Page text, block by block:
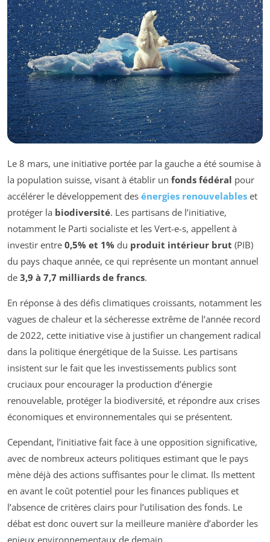
Le 8 mars, une initiative portée par la gauche a été soumise à
la population suisse, visant à établir un fonds fédéral pour
accélérer le développement des énergies renouvelables et
protéger la biodiversité. Les partisans de l’initiative,
notamment le Parti socialiste et les Vert-e-s, appellent à
investir entre 0,5% et 1% du produit intérieur brut (PIB)
du pays chaque année, ce qui représente un montant annuel
de 3,9 à 7,7 milliards de francs.
En réponse à des défis climatiques croissants, notamment les
vagues de chaleur et la sécheresse extrême de l’année record
de 2022, cette initiative vise à justifier un changement radical
dans la politique énergétique de la Suisse. Les partisans
insistent sur le fait que les investissements publics sont
cruciaux pour encourager la production d’énergie
renouvelable, protéger la biodiversité, et répondre aux crises
économiques et environnementales qui se présentent.
Cependant, l’initiative fait face à une opposition significative,
avec de nombreux acteurs politiques estimant que le pays
mène déjà des actions suffisantes pour le climat. Ils mettent
en avant le coût potentiel pour les finances publiques et
l’absence de critères clairs pour l’utilisation des fonds. Le
débat est donc ouvert sur la meilleure manière d’aborder les
enjeux environnementaux de demain.